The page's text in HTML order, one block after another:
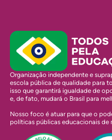
Organização independente e
escola pública de qualidade para
isso que garantirá igualdade de
e, de fato, mudará o Brasil para
Nosso foco é atuar para que o
políticas públicas educacionais de